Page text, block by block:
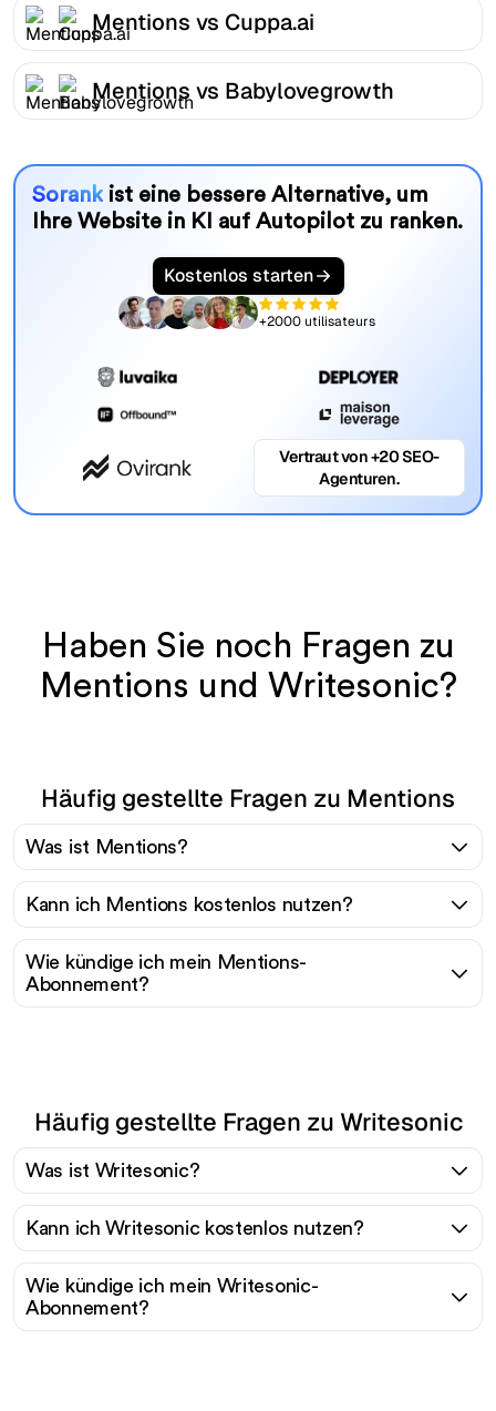
Mentions vs Cuppa.ai
Mentions vs Babylovegrowth
Sorankist eine bessere Alternative, um
Ihre Website in KI auf Autopilot zu ranken.
Kostenlos starten
+2000 utilisateurs
Vertraut von +20 SEO-
Agenturen.
Haben Sie noch Fragen zu
Mentions und Writesonic?
Häufig gestellte Fragen zu Mentions
Was ist Mentions?
Kann ich Mentions kostenlos nutzen?
Wie kündige ich mein Mentions-
Abonnement?
Häufig gestellte Fragen zu Writesonic
Was ist Writesonic?
Kann ich Writesonic kostenlos nutzen?
Wie kündige ich mein Writesonic-
Abonnement?